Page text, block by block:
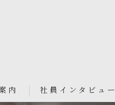
内 社員インタビュー